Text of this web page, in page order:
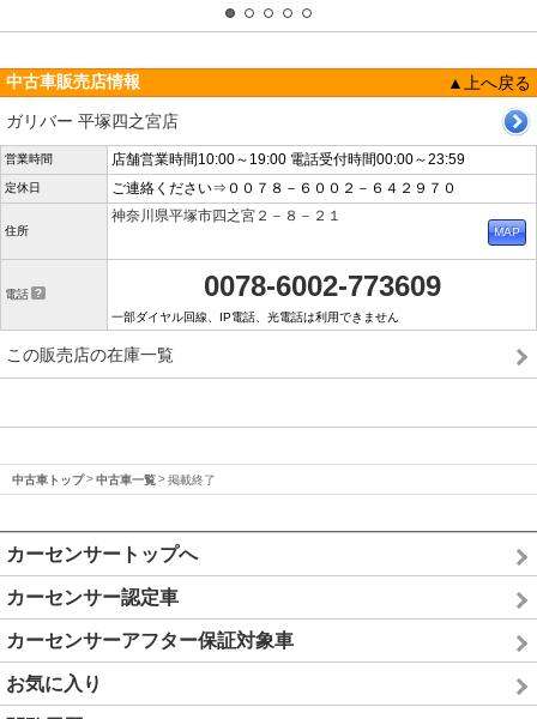
中古車販売店情報
▲上へ戻る
ガリバー 平塚四之宮店
営業時間 店舗営業時間10:00～19:00 電話受付時間00:00～23:59
定休日 ご連絡ください⇒００７８－６００２－６４２９７０
住所
神奈川県平塚市四之宮２－８－２１
電話 0078-6002-773609
一部ダイヤル回線、IP電話、光電話は利用できません
この販売店の在庫一覧
中古車トップ 中古車一覧 掲載終了
カーセンサートップへ
カーセンサー認定車
カーセンサーアフター保証対象車
お気に入り